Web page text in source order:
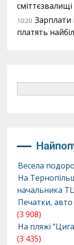
10:20 Зарплати
платять
Весела
На
начальника
Печатки, авто
(3 908)
На пляжі
(3 435)